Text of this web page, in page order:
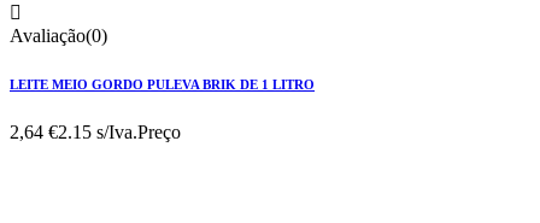

Avaliação(0)
LEITE MEIO GORDO PULEVA BRIK DE 1 LITRO
2,64 €2.15 s/Iva.Preço